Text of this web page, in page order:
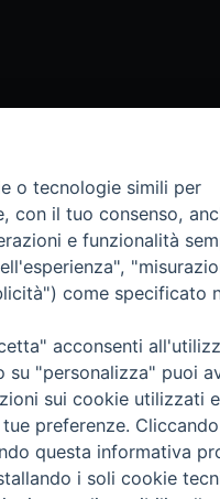
Digitale
Cartaceo
Copia Digitale
Duomo 11 - tel.
-
o tecnologie simili per
con il tuo consenso,
e funzionalità
come specificato
acconsenti
su "personalizza" puoi
sui cookie utilizzati e
preferenze.
questa informativa
i soli cookie